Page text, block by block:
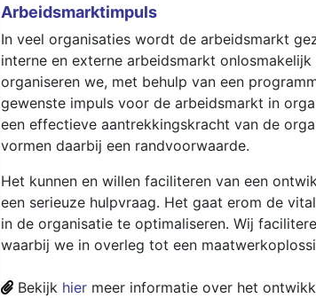
Arbeidsmarktimpuls
In veel organisaties wordt de arbeidsmarkt
interne en externe arbeidsmarkt
organiseren we, met behulp van een
gewenste impuls voor de arbeidsmarkt in
een effectieve aantrekkingskracht van de
vormen daarbij een randvoorwaarde.
Het kunnen en willen faciliteren van een
een serieuze hulpvraag. Het gaat erom de
in de organisatie te optimaliseren. Wij
waarbij we in overleg tot een
Bekijk hier meer informatie over het